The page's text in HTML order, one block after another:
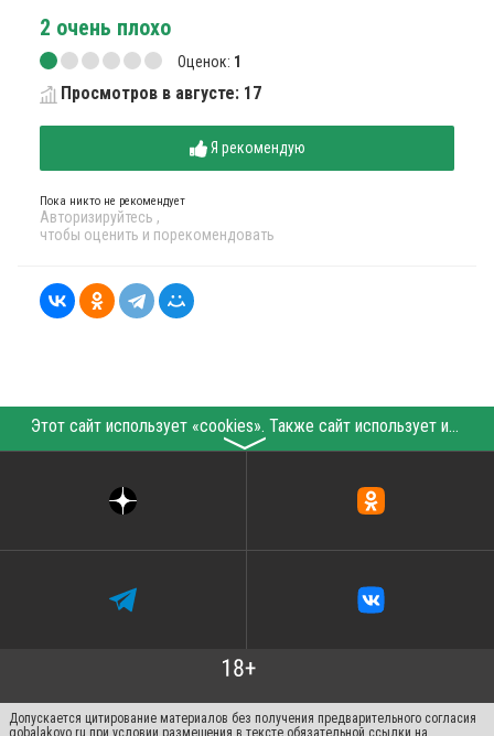
2 очень плохо
Оценок: 1
Просмотров в августе: 17
Я рекомендую
Пока никто не рекомендует
Авторизируйтесь ,
чтобы оценить и порекомендовать
Этот сайт использует «cookies». Также сайт использует интернет-сервис для сбора технических данных касательно посетителей с целью получения маркетинговой и статистической информации. Условия обработки данных посетителей сайта см.
〉
Допускается цитирование материалов без получения предварительного согласия